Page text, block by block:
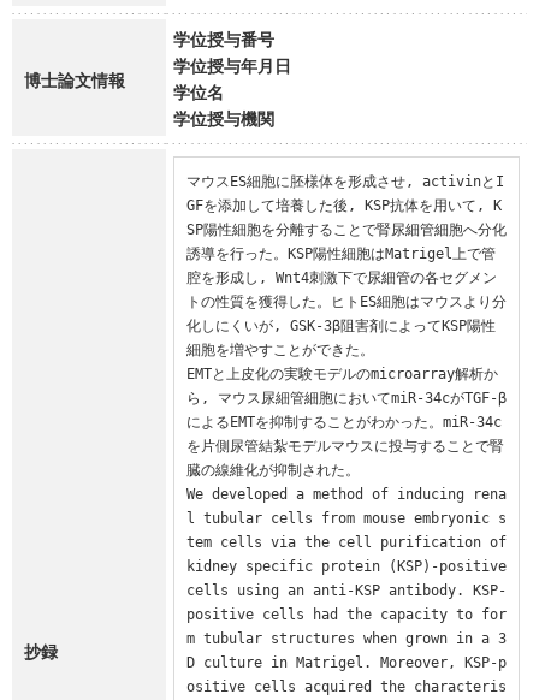
博士論文情報
学位授与番号
学位授与年月日
学位名
学位授与機関
抄録
マウスES細胞に胚様体を形成させ, activinとI
GFを添加して培養した後, KSP抗体を用いて, K
SP陽性細胞を分離することで腎尿細管細胞へ分化
誘導を行った。KSP陽性細胞はMatrigel上で管
腔を形成し, Wnt4刺激下で尿細管の各セグメン
トの性質を獲得した。ヒトES細胞はマウスより分
化しにくいが, GSK-3β阻害剤によってKSP陽性
細胞を増やすことができた。
EMTと上皮化の実験モデルのmicroarray解析か
ら, マウス尿細管細胞においてmiR-34cがTGF-β
によるEMTを抑制することがわかった。miR-34c
を片側尿管結紮モデルマウスに投与することで腎
臓の線維化が抑制された。
We developed a method of inducing rena
l tubular cells from mouse embryonic s
tem cells via the cell purification of
kidney specific protein (KSP)-positive
cells using an anti-KSP antibody. KSP-
positive cells had the capacity to for
m tubular structures when grown in a 3
D culture in Matrigel. Moreover, KSP-p
ositive cells acquired the characteris